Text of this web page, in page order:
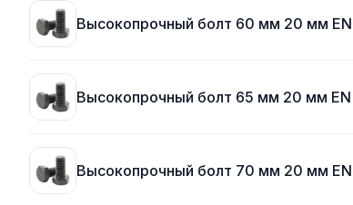
Высокопрочный болт 60 мм 20 мм
Высокопрочный болт 65 мм 20 мм
Высокопрочный болт 70 мм 20 мм